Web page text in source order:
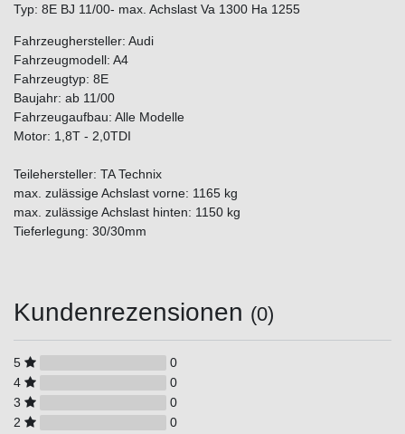
Typ: 8E BJ 11/00- max. Achslast Va 1300 Ha 1255
Fahrzeughersteller: Audi
Fahrzeugmodell: A4
Fahrzeugtyp: 8E
Baujahr: ab 11/00
Fahrzeugaufbau: Alle Modelle
Motor: 1,8T - 2,0TDI
Teilehersteller: TA Technix
max. zulässige Achslast vorne: 1165 kg
max. zulässige Achslast hinten: 1150 kg
Tieferlegung: 30/30mm
Kundenrezensionen (0)
5
0
4
0
3
0
2
0